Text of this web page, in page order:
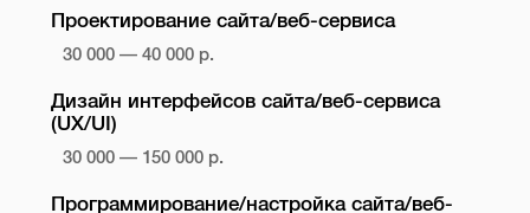
Проектирование сайта/веб-сервиса
30 000 — 40 000 р.
Дизайн интерфейсов сайта/веб-сервиса
(UX/UI)
30 000 — 150 000 р.
Программирование/настройка сайта/веб-